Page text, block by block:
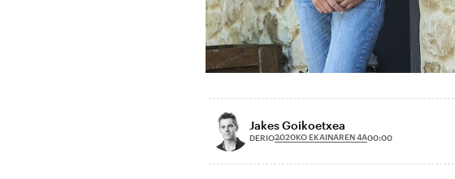
Jakes Goikoetxea
DERIO2020KO EKAINAREN 4A00:00